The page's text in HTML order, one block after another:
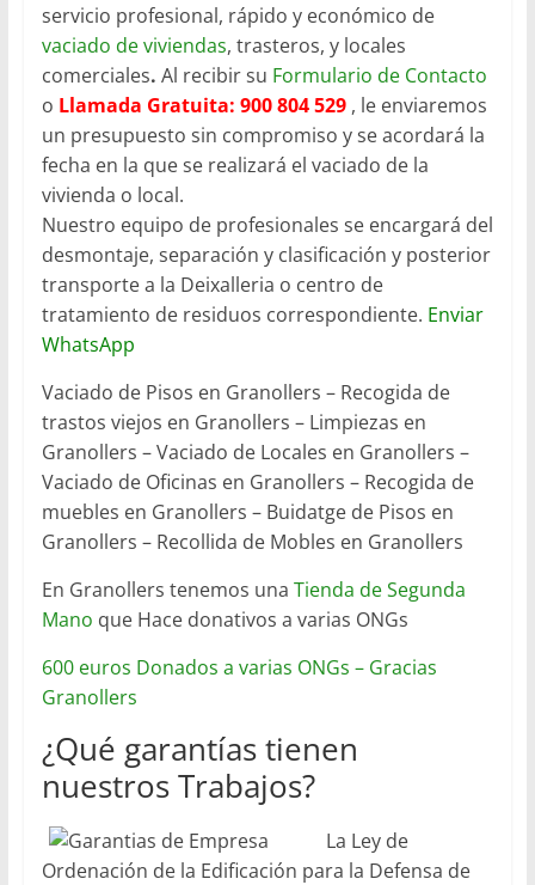
servicio profesional, rápido y económico de
vaciado de viviendas, trasteros, y locales
comerciales. Al recibir su Formulario de Contacto
o Llamada Gratuita: 900 804 529, le enviaremos
un presupuesto sin compromiso y se acordará la
fecha en la que se realizará el vaciado de la
vivienda o local.
Nuestro equipo de profesionales se encargará del
desmontaje, separación y clasificación y posterior
transporte a la Deixalleria o centro de
tratamiento de residuos correspondiente. Enviar
WhatsApp
Vaciado de Pisos en Granollers – Recogida de
trastos viejos en Granollers – Limpiezas en
Granollers – Vaciado de Locales en Granollers –
Vaciado de Oficinas en Granollers – Recogida de
muebles en Granollers – Buidatge de Pisos en
Granollers – Recollida de Mobles en Granollers
En Granollers tenemos una Tienda de Segunda
Mano que Hace donativos a varias ONGs
600 euros Donados a varias ONGs – Gracias
Granollers
¿Qué garantías tienen
nuestros Trabajos?
La Ley de
Ordenación de la Edificación para la Defensa de